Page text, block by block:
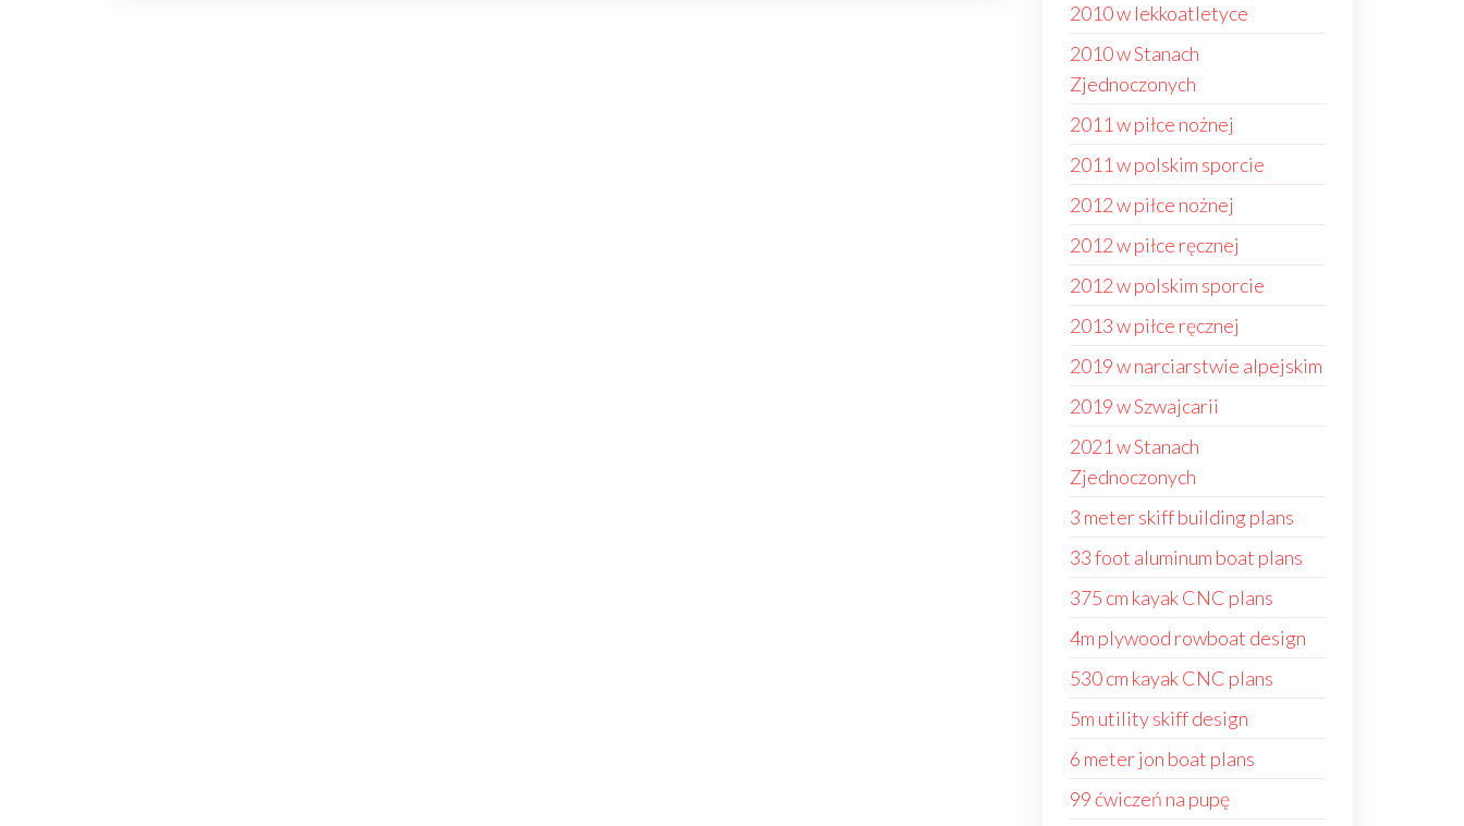
2010 w lekkoatletyce
2010 w Stanach
Zjednoczonych
2011 w piłce nożnej
2011 w polskim sporcie
2012 w piłce nożnej
2012 w piłce ręcznej
2012 w polskim sporcie
2013 w piłce ręcznej
2019 w narciarstwie alpejskim
2019 w Szwajcarii
2021 w Stanach
Zjednoczonych
3 meter skiff building plans
33 foot aluminum boat plans
375 cm kayak CNC plans
4m plywood rowboat design
530 cm kayak CNC plans
5m utility skiff design
6 meter jon boat plans
99 ćwiczeń na pupę